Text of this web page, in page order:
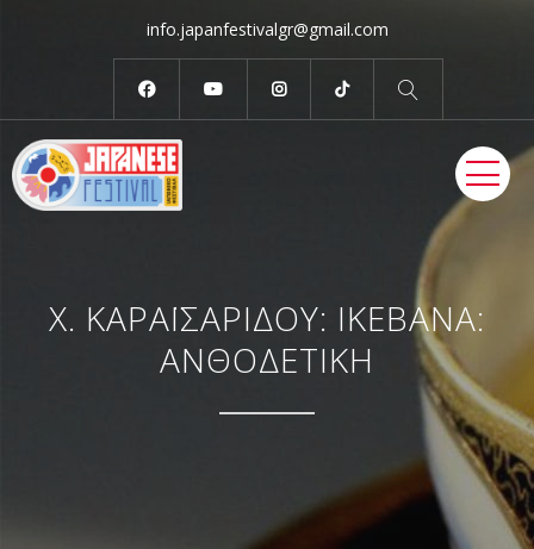
info.japanfestivalgr@gmail.com
X. ΚΑΡΑΪΣΑΡΙΔΟΥ: ΙΚΕΒΑΝΑ:
ΑΝΘΟΔΕΤΙΚΗ